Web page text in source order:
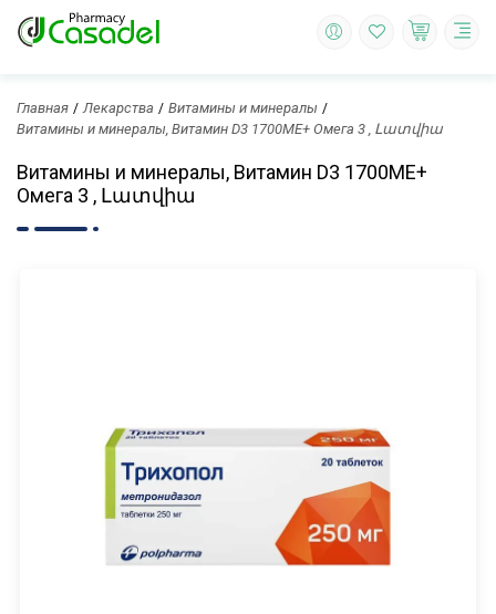
Главная Лекарства
Витамины и минералы
Витамины и минералы, Витамин D3 1700MЕ+ Омега 3 , Լատվիա
Витамины и минералы, Витамин D3 1700MЕ+
Омега 3 , Լատվիա